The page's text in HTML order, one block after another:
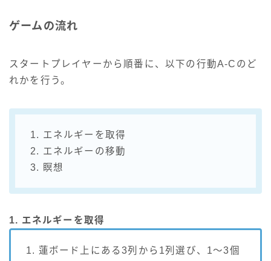
ゲームの流れ
スタートプレイヤーから順番に、以下の行動A-Cのど
れかを行う。
1. エネルギーを取得
2. エネルギーの移動
3. 瞑想
1. エネルギーを取得
1. 蓮ボード上にある3列から1列選び、1～3個